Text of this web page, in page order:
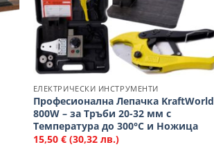
ЕЛЕКТРИЧЕСКИ ИНСТРУМЕНТИ
Професионална Лепачка KraftWorld
800W – за Тръби 20-32 мм с
Температура до 300°C и Ножица
15,50 € (30,32 лв.)